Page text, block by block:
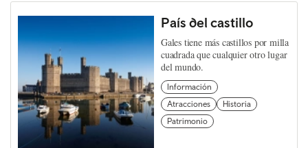
País del castillo
Gales tiene más castillos por milla
cuadrada que cualquier otro lugar
del mundo.
Información
Atracciones
Historia
Patrimonio